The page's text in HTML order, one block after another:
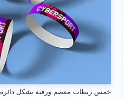
خمس ربطات معصم ورقية تشكل دائرة